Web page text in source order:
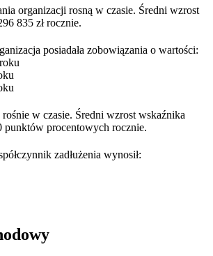
organizacji rosną w czasie. Średni wzrost
835 zł rocznie.
posiadała zobowiązania o wartości:
rośnie w czasie. Średni wzrost wskaźnika
punktów procentowych rocznie.
zadłużenia wynosił: